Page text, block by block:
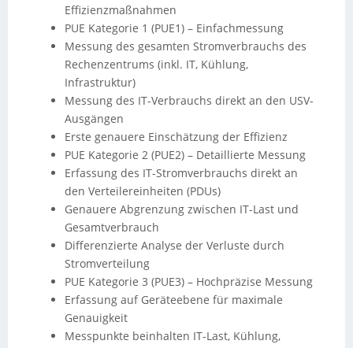
Effizienzmaßnahmen
PUE Kategorie 1 (PUE1) – Einfachmessung
Messung des gesamten Stromverbrauchs des
Rechenzentrums (inkl. IT, Kühlung,
Infrastruktur)
Messung des IT-Verbrauchs direkt an den USV-
Ausgängen
Erste genauere Einschätzung der Effizienz
PUE Kategorie 2 (PUE2) – Detaillierte Messung
Erfassung des IT-Stromverbrauchs direkt an
den Verteilereinheiten (PDUs)
Genauere Abgrenzung zwischen IT-Last und
Gesamtverbrauch
Differenzierte Analyse der Verluste durch
Stromverteilung
PUE Kategorie 3 (PUE3) – Hochpräzise Messung
Erfassung auf Geräteebene für maximale
Genauigkeit
Messpunkte beinhalten IT-Last, Kühlung,